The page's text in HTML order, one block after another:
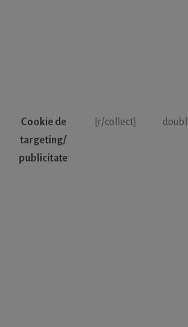
Cookie de
targeting/
publicitate
[r/collect]